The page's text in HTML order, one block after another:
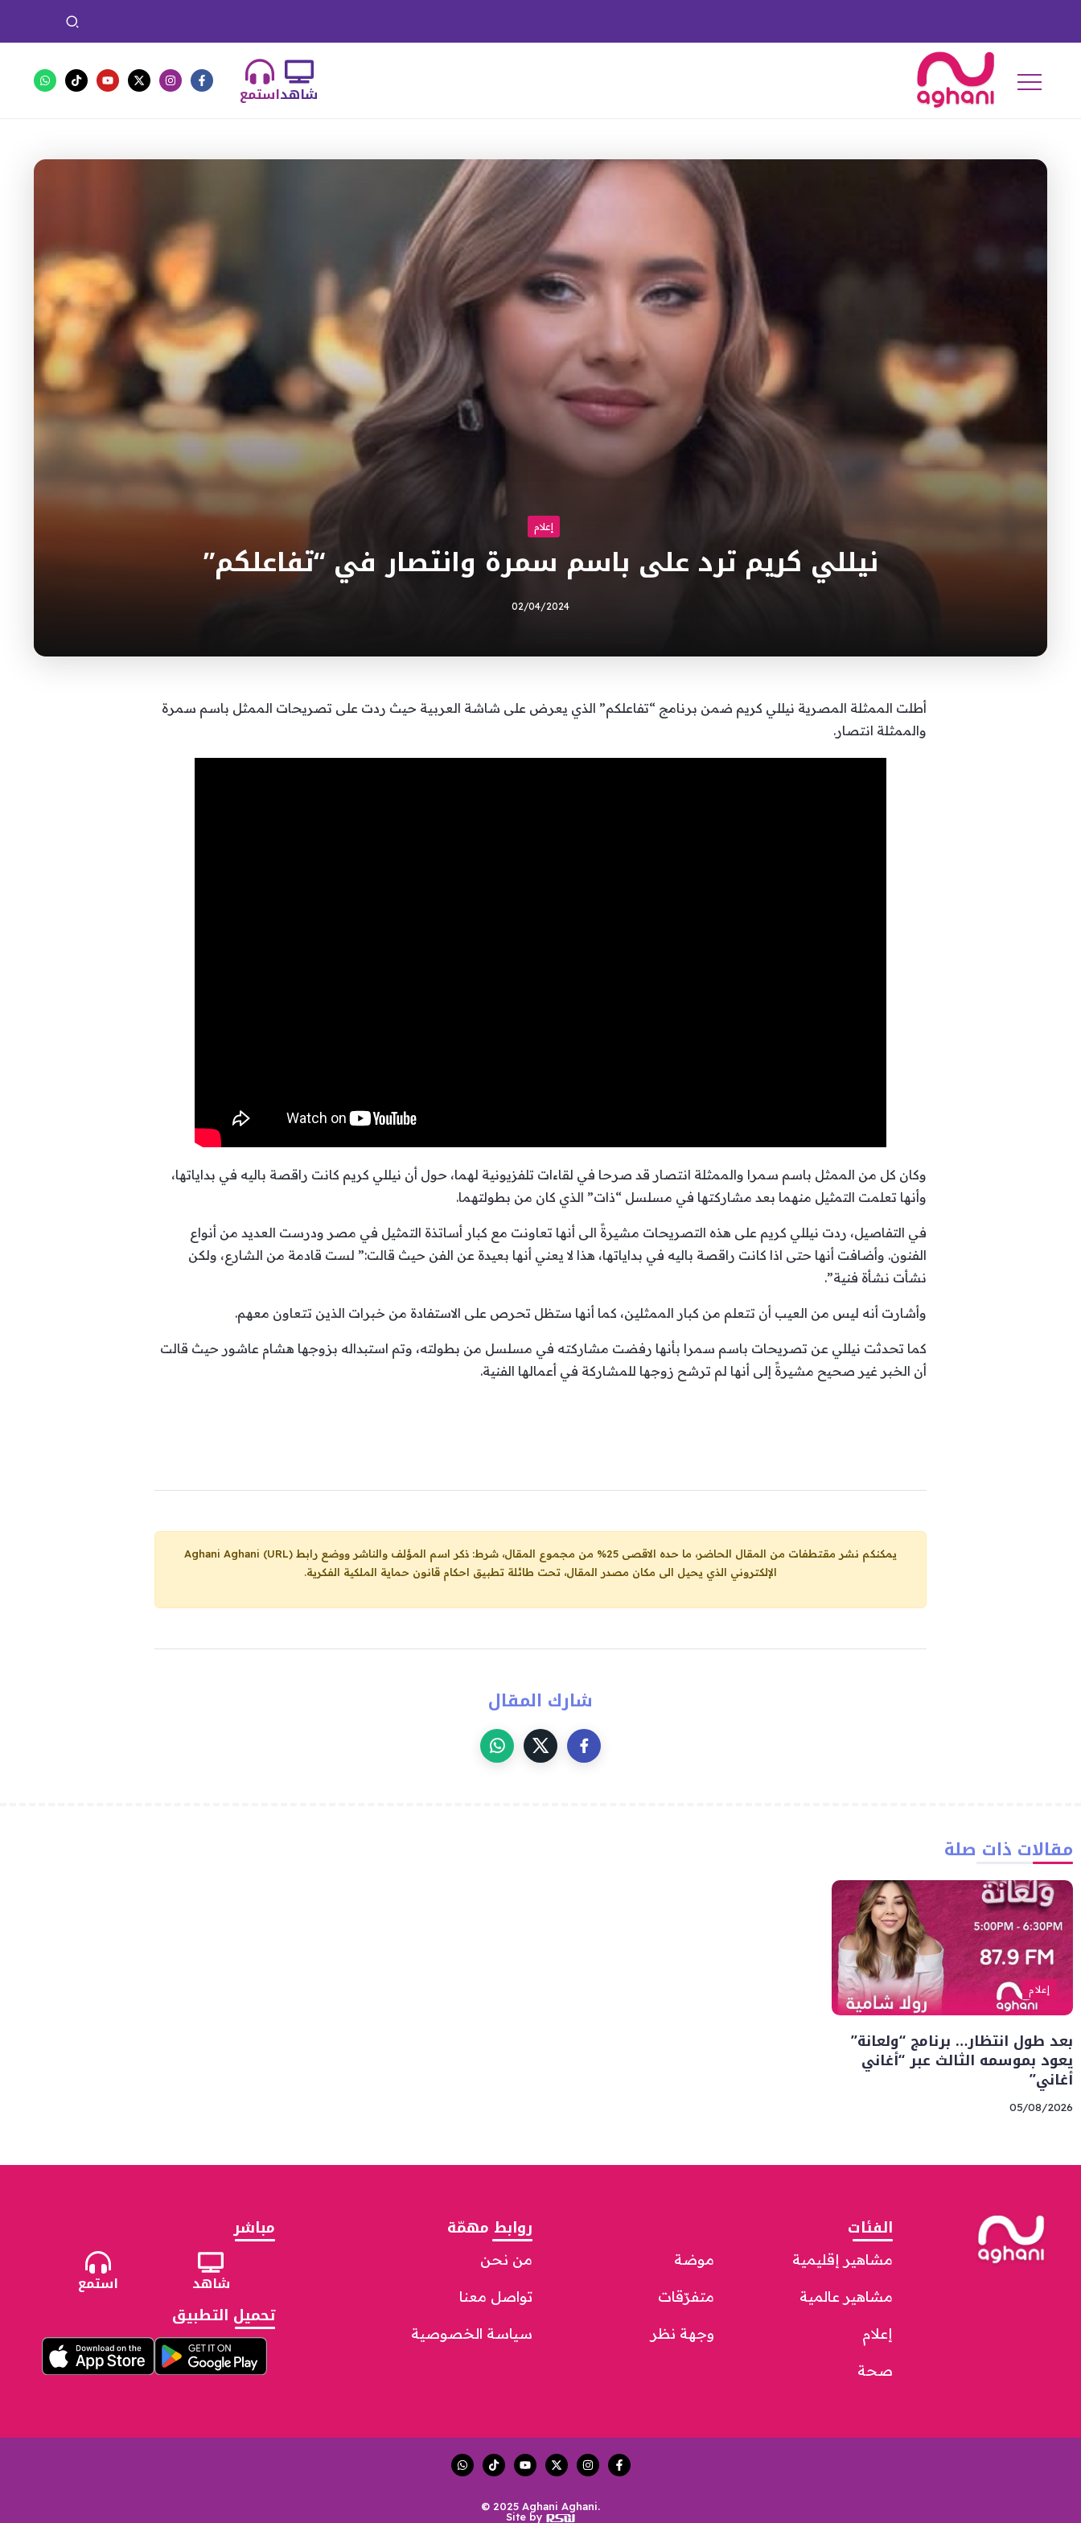
استمعشاهد
إعلام
نيللي كريم ترد على باسم سمرة وانتصار في “تفاعلكم”
02/04/2024
أطلت الممثلة المصرية نيللي كريم ضمن برنامج “تفاعلكم” الذي يعرض على شاشة العربية حيث ردت على تصريحات الممثل باسم سمرة
والممثلة انتصار.
وكان كل من الممثل باسم سمرا والممثلة انتصار قد صرحا في لقاءات تلفزيونية لهما، حول أن نيللي كريم كانت راقصة باليه في بداياتها،
وأنها تعلمت التمثيل منهما بعد مشاركتها في مسلسل “ذات” الذي كان من بطولتهما.
في التفاصيل، ردت نيللي كريم على هذه التصريحات مشيرةً الى أنها تعاونت مع كبار أساتذة التمثيل في مصر ودرست العديد من أنواع
الفنون. وأضافت أنها حتى اذا كانت راقصة باليه في بداياتها، هذا لا يعني أنها بعيدة عن الفن حيث قالت:” لست قادمة من الشارع، ولكن
نشأت نشأة فنية”.
وأشارت أنه ليس من العيب أن تتعلم من كبار الممثلين، كما أنها ستظل تحرص على الاستفادة من خبرات الذين تتعاون معهم.
كما تحدثت نيللي عن تصريحات باسم سمرا بأنها رفضت مشاركته في مسلسل من بطولته، وتم استبداله بزوجها هشام عاشور حيث قالت
أن الخبر غير صحيح مشيرةً إلى أنها لم ترشح زوجها للمشاركة في أعمالها الفنية.
يمكنكم نشر مقتطفات من المقال الحاضر، ما حده الاقصى 25% من مجموع المقال، شرط: ذكر اسم المؤلف والناشر ووضع رابط
Aghani Aghani (URL)
الإلكتروني الذي يحيل الى مكان مصدر المقال، تحت طائلة تطبيق احكام قانون حماية الملكية الفكرية.
شارك المقال
مقالات ذات صلة
إعلام
بعد طول انتظار… برنامج “ولعانة”
يعود بموسمه الثالث عبر “أغاني
أغاني”
05/08/2026
الفئات
مشاهير إقليمية
مشاهير عالمية
إعلام
صحة
موضة
متفرّقات
وجهة نظر
روابط مهمّة
من نحن
تواصل معنا
سياسة الخصوصية
مباشر
شاهد استمع
تحميل التطبيق
© 2025 Aghani Aghani.
Site by